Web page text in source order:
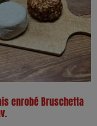
enrobé Bruschetta